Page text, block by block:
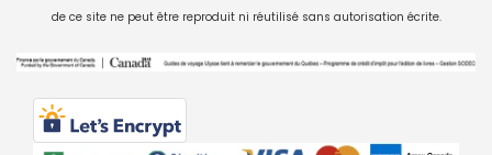
de ce site ne peut être reproduit ni réutilisé sans autorisation écrite.